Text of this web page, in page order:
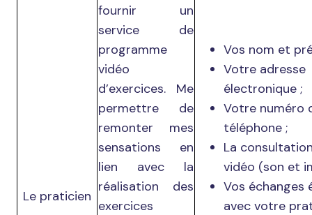
Le praticien
fournir un
service de
programme
vidéo
d’exercices. Me
permettre de
remonter mes
sensations en
lien avec la
réalisation des
exercices
Vos nom et
Votre adresse
électronique ;
Votre numéro
téléphone ;
La
vidéo (son et
Vos échanges
avec votre